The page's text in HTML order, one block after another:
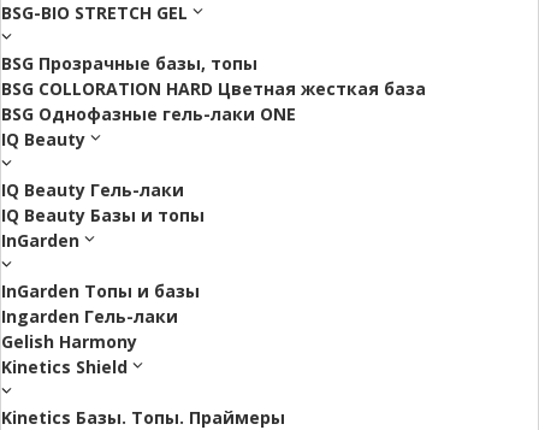
BSG-BIO STRETCH GEL
BSG Прозрачные базы, топы
BSG COLLORATION HARD Цветная жесткая база
BSG Однофазные гель-лаки ONE
IQ Beauty
IQ Beauty Гель-лаки
IQ Beauty Базы и топы
InGarden
InGarden Топы и базы
Ingarden Гель-лаки
Gelish Harmony
Kinetics Shield
Kinetics Базы. Топы. Праймеры